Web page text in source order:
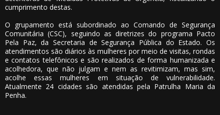
cumprimento destas.
O grupamento está subordinado ao Comando de Segurança
Comunitária (CSC), seguindo as diretrizes do programa Pacto
Pela Paz, da Secretaria de Segurança Pública do Estado. Os
atendimentos são diários às mulheres por meio de visitas, rondas
e contatos telefônicos e são realizados de forma humanizada e
acolhedora, que não julgam e nem as revitimizam, mas sim,
acolhe essas mulheres em situação de vulnerabilidade.
Atualmente 24 cidades são atendidas pela Patrulha Maria da
Penha.